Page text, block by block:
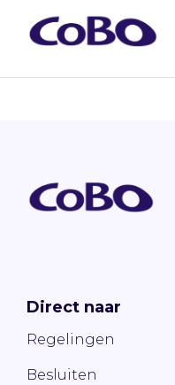
Direct naar
Regelingen
Besluiten